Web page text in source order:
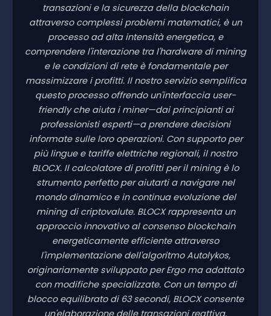
transazioni e la sicurezza della blockchain
attraverso complessi problemi matematici, è un
processo ad alta intensità energetica, e
comprendere l'interazione tra l'hardware di mining
e le condizioni di rete è fondamentale per
massimizzare i profitti. Il nostro servizio semplifica
questo processo offrendo un'interfaccia user-
friendly che aiuta i miner—dai principianti ai
professionisti esperti—a prendere decisioni
informate sulle loro operazioni. Con supporto per
più lingue e tariffe elettriche regionali, il nostro
BLOCX. Il calcolatore di profitti per il mining è lo
strumento perfetto per aiutarti a navigare nel
mondo dinamico e in continua evoluzione del
mining di criptovalute. BLOCX rappresenta un
approccio innovativo al consenso blockchain
energeticamente efficiente attraverso
l'implementazione dell'algoritmo Autolykos,
originariamente sviluppato per Ergo ma adattato
con modifiche specializzate. Con un tempo di
blocco equilibrato di 63 secondi, BLOCX consente
un'elaborazione delle transazioni reattiva,